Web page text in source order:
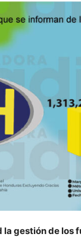
la gestión de